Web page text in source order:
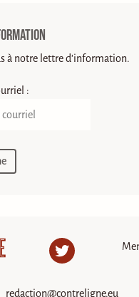
à notre lettre d'information.
:
Twitter
redaction@contreligne.eu